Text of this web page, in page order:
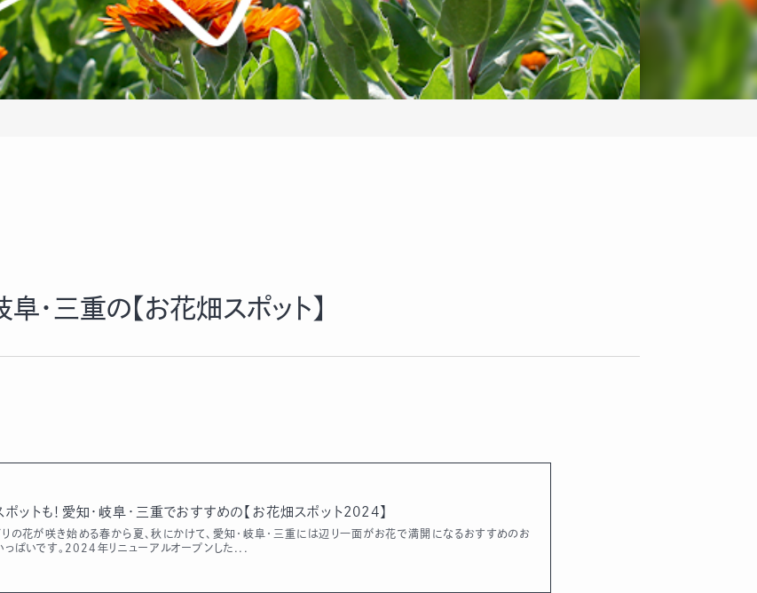
・三重の【お花畑スポット】
ポットも！愛知・岐阜・三重でおすすめの【お花畑スポット2024】
りの花が咲き始める春から夏、秋にかけて、愛知・岐阜・三重には辺り一面がお花で満開になるおすすめのお
っぱいです。2024年リニューアルオープンした...